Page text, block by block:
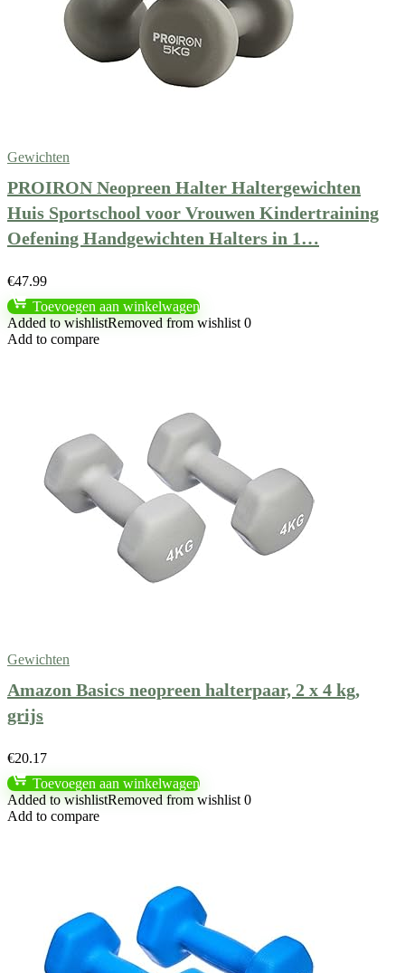
Gewichten
PROIRON Neopreen Halter Haltergewichten
Huis Sportschool voor Vrouwen Kindertraining
Oefening Handgewichten Halters in 1…
€47.99
Toevoegen aan winkelwagen
Added to wishlistRemoved from wishlist 0
Add to compare
Gewichten
Amazon Basics neopreen halterpaar, 2 x 4 kg,
grijs
€20.17
Toevoegen aan winkelwagen
Added to wishlistRemoved from wishlist 0
Add to compare